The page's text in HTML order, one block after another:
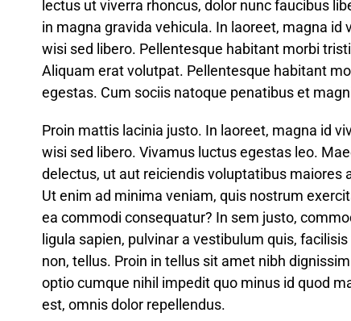
lectus ut viverra rhoncus, dolor nunc faucibus
in magna gravida vehicula. In laoreet, magna
wisi sed libero. Pellentesque habitant morbi
Aliquam erat volutpat. Pellentesque habitant
egestas. Cum sociis natoque penatibus et
Proin mattis lacinia justo. In laoreet, magna id
wisi sed libero. Vivamus luctus egestas leo.
delectus, ut aut reiciendis voluptatibus maiores
Ut enim ad minima veniam, quis nostrum
ea commodi consequatur? In sem justo,
ligula sapien, pulvinar a vestibulum quis,
non, tellus. Proin in tellus sit amet nibh
optio cumque nihil impedit quo minus id quod
est, omnis dolor repellendus.